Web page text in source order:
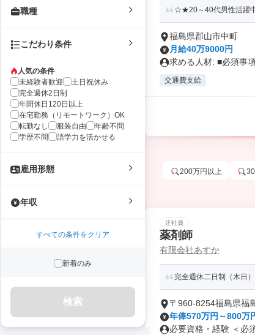
職種
こだわり条件
人気の条件
未経験者歓迎
土日祝休み
完全週休2日制
年間休日120日以上
在宅勤務（リモートワーク）OK
転勤なし
服装自由
年齢不問
学歴不問
語学力を活かせる
雇用形態
年収
すべての条件をクリア
新着のみ
検索
☆★20～40代男性活躍
福島県郡山市中町
月給40万9000円
求める人材: ■必須事
交通費支給
200万円以上
正社員
薬剤師
有限会社あすか
完全週休二日制（木日
〒960-8254福島県福
年俸570万円～800万
必要資格・経験 ＜必